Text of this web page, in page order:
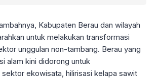
Kabupaten Berau dan wilayah
untuk melakukan transformasi
unggulan non-tambang. Berau yang
alam kini didorong untuk
ekowisata, hilirisasi kelapa sawit